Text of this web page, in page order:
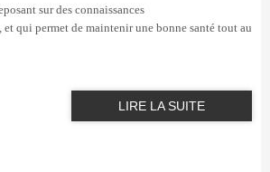
sur des connaissances
qui permet de maintenir une bonne santé tout au
LIRE LA SUITE